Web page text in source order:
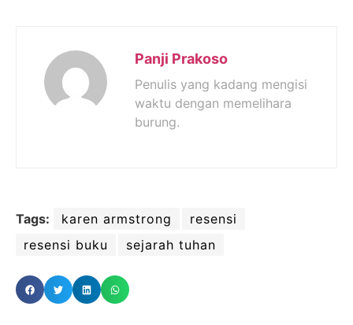
Panji Prakoso
Penulis yang kadang mengisi
waktu dengan memelihara
burung.
Tags: karen armstrong
resensi
resensi buku
sejarah tuhan